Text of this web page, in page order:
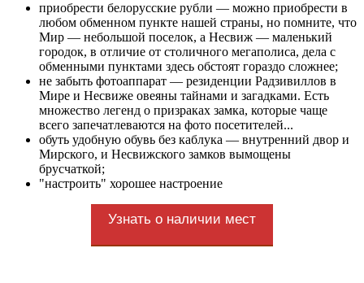
приобрести белорусские рубли — можно приобрести в
любом обменном пункте нашей страны, но помните, что
Мир — небольшой поселок, а Несвиж — маленький
городок, в отличие от столичного мегаполиса, дела с
обменными пунктами здесь обстоят гораздо сложнее;
не забыть фотоаппарат — резиденции Радзивиллов в
Мире и Несвиже овеяны тайнами и загадками. Есть
множество легенд о призраках замка, которые чаще
всего запечатлеваются на фото посетителей...
обуть удобную обувь без каблука — внутренний двор и
Мирского, и Несвижского замков вымощены
брусчаткой;
"настроить" хорошее настроение
Узнать о наличии мест